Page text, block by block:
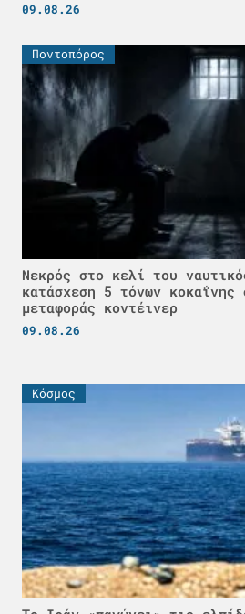
09.08.26
Ποντοπόρος
Νεκρός στο κελί του
κατάσχεση 5 τόνων κοκαΐνης
μεταφοράς κοντέινερ
09.08.26
Κόσμος